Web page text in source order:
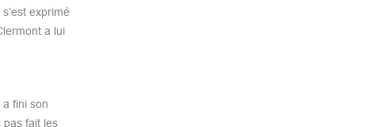
exprimé
a lui
a fini son
pas fait les